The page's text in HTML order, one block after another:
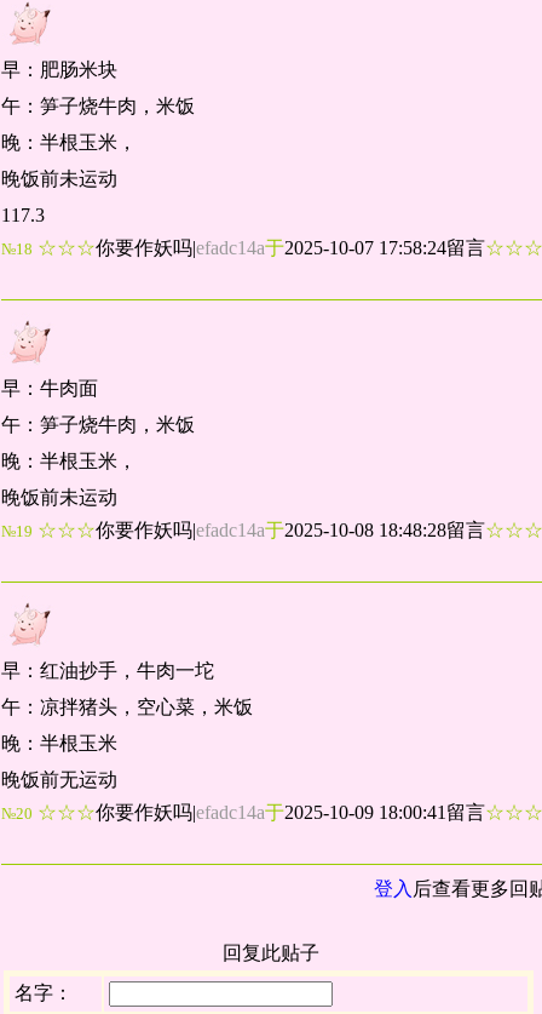
早：肥肠米块
午：笋子烧牛肉，米饭
晚：半根玉米，
晚饭前未运动
117.3
№18 ☆☆☆你要作妖吗|efadc14a于2025-10-07 17:58:24留言
早：牛肉面
午：笋子烧牛肉，米饭
晚：半根玉米，
晚饭前未运动
№19 ☆☆☆你要作妖吗|efadc14a于2025-10-08 18:48:28留言
早：红油抄手，牛肉一坨
午：凉拌猪头，空心菜，米饭
晚：半根玉米
晚饭前无运动
№20 ☆☆☆你要作妖吗|efadc14a于2025-10-09 18:00:41留言
登入 后查看更多回
回复此贴子
名字：